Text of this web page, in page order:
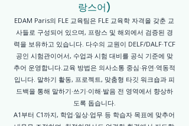
랑스어)
EDAM Paris의 FLE 교육팀은 FLE 교육학 자격을 갖춘 교
사들로 구성되어 있으며, 프랑스 및 해외에서 검증된 경
력을 보유하고 있습니다. 다수의 교원이 DELF/DALF·TCF
공인 시험관이어서, 수업과 시험 대비를 공식 기준에 맞
추어 운영합니다.교육 방법은 의사소통 중심·유연·역동적
입니다. 말하기 활동, 프로젝트, 맞춤형 타깃 워크숍과 피
드백을 통해 말하기·쓰기·이해·발음 전 영역에서 향상하
도록 돕습니다.
A1부터 C1까지, 학업·일상·업무 등 학습자 목표에 맞추어